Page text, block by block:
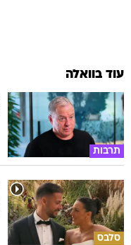
עוד בוואלה
תרבות
סלבס